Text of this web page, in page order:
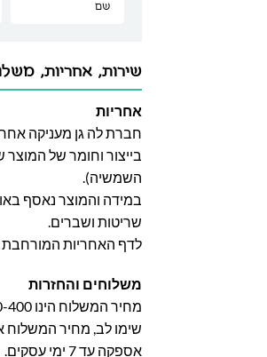
שירות, אחריות,
אחריות
בייצור וחומר של המוצר
השמשיה).
במידה והמוצר נאסף
שריטות ושברים.
לדף האחריות המורחבת
משלוחים והחזרות
מחיר המשלוח הינו 250-400 שח וייקבע על פי אזור מגוריכם.
שימו לב, מחיר המשלוח
אספקה עד 7 ימי עסקים.